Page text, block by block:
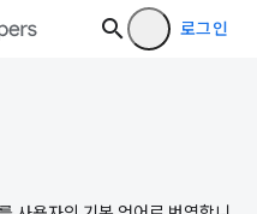
로그인